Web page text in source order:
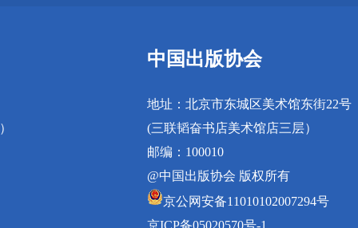
中国出版协会
地址：北京市东城区美术馆东街22号
(三联韬奋书店美术馆店三层）
邮编：100010
@中国出版协会 版权所有
京公网安备11010102007294号
京ICP备05020570号-1